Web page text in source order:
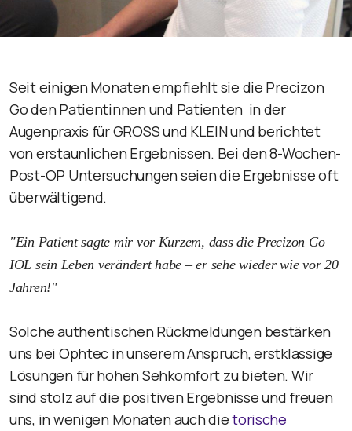
Seit einigen Monaten empfiehlt sie die Precizon
Go den Patientinnen und Patienten in der
Augenpraxis für GROSS und KLEIN und berichtet
von erstaunlichen Ergebnissen. Bei den 8-Wochen-
Post-OP Untersuchungen seien die Ergebnisse oft
überwältigend.
"Ein Patient sagte mir vor Kurzem, dass die Precizon Go
IOL sein Leben verändert habe – er sehe wieder wie vor 20
Jahren!"
Solche authentischen Rückmeldungen bestärken
uns bei Ophtec in unserem Anspruch, erstklassige
Lösungen für hohen Sehkomfort zu bieten. Wir
sind stolz auf die positiven Ergebnisse und freuen
uns, in wenigen Monaten auch dietorische